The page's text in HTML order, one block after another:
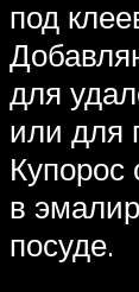
под
для
или для
Купорос
в
посуде.